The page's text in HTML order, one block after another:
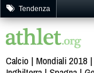
Tendenza
Calcio Mondiali 2018